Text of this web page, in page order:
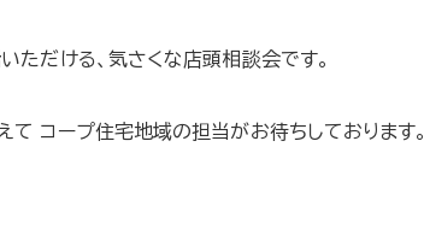
ただける、気さくな店頭相談会です。
コープ住宅地域の担当がお待ちしております。